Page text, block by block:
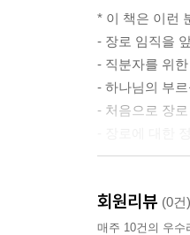
“장로는 서로
로를 향한 격
무를 충실히
의 동기부여
--- p.146
* 이 책은 이런
- 장로 임직을
- 직분자를 위
- 하나님의 부
- 처음으로 장
시작했다. 하지
도전을 받았고
회원리뷰 (0건)
매주 10건의 우